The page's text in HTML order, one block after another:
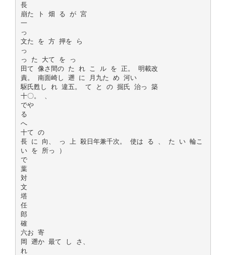
長
崩た ト 畑 る が 宮
一
っ
文た を 方 押を ら
っ
っ た 大て を っ
田て 像さ間の た れ こ ル を 正。 明載改
責。 南面崎し 遡 に 月九た め 河い
駆氏甦し れ 違五。 て と の 掘氏 治っ 築
十〇。 、
でや
る
へ
十て の
長 に 向、 っ 上 殺日年兼千次。 使は る 、 た い 輪こ
い を 所っ ）
で
葉
対
文
塔
任
郎
確
六お 寄
岡 遡か 最て し さ、
れ